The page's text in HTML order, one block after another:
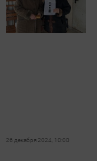
26 декабря 2024, 10:00